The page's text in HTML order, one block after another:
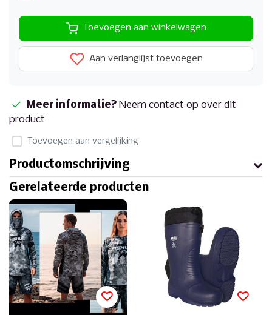
Toevoegen aan winkelwagen
Aan verlanglijst toevoegen
Meer informatie? Neem contact op over dit
product
Toevoegen aan vergelijking
Productomschrijving
Gerelateerde producten